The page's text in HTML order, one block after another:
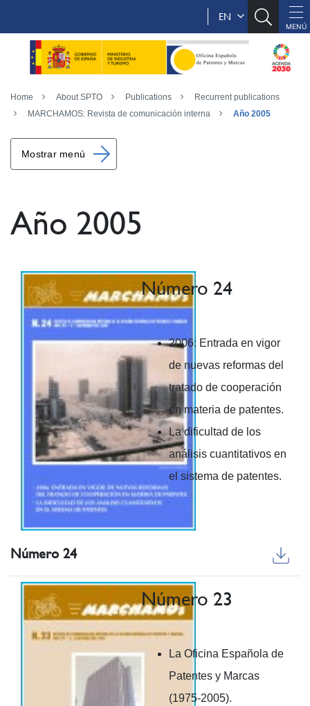
EN
Home About SPTO Publications
Recurrent publications
MARCHAMOS: Revista de comunicación interna
Año 2005
Mostrar menú
Año 2005
Número 24
2006: Entrada en vigor
de nuevas reformas del
tratado de cooperación
en materia de patentes.
La dificultad de los
análisis cuantitativos en
el sistema de patentes.
Número 24
Número 23
La Oficina Española de
Patentes y Marcas
(1975-2005).